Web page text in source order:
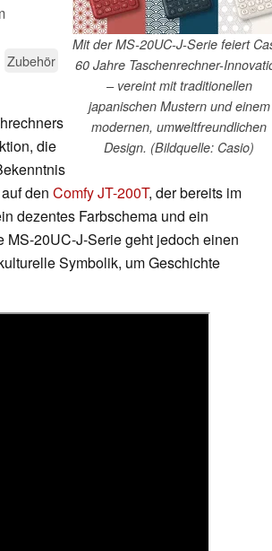
Mit der MS-20UC-J-Serie feiert
60 Jahre Taschenrechner-
– vereint mit traditionellen
japanischen Mustern und einem
modernen, umweltfreundlichen
Design. (Bildquelle: Casio)
Zubehör
die
den Comfy JT-200T, der bereits im
dezentes Farbschema und ein
20UC-J-Serie geht jedoch einen
Symbolik, um Geschichte